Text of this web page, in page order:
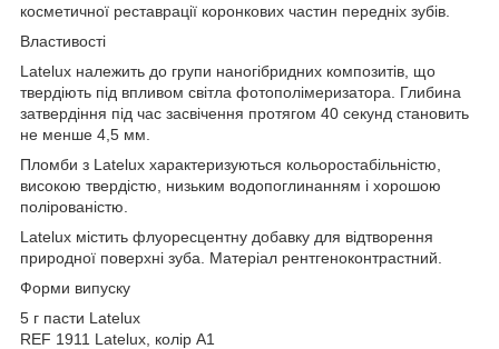
косметичної реставрації коронкових частин передніх зубів.
Властивості
Latelux належить до групи наногібридних композитів, що
твердіють під впливом світла фотополімеризатора. Глибина
затвердіння під час засвічення протягом 40 секунд становить
не менше 4,5 мм.
Пломби з Latelux характеризуються кольоростабільністю,
високою твердістю, низьким водопоглинанням і хорошою
полірованістю.
Latelux містить флуоресцентну добавку для відтворення
природної поверхні зуба. Матеріал рентгеноконтрастний.
Форми випуску
5 г пасти Latelux
REF 1911 Latelux, колір А1